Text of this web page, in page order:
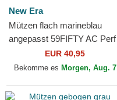
New Era
Mützen flach marineblau
angepasst 59FIFTY AC Perf
der Boston Red Sox MLB
von New Era
EUR 40,95
Bekomme es Morgen, Aug. 7